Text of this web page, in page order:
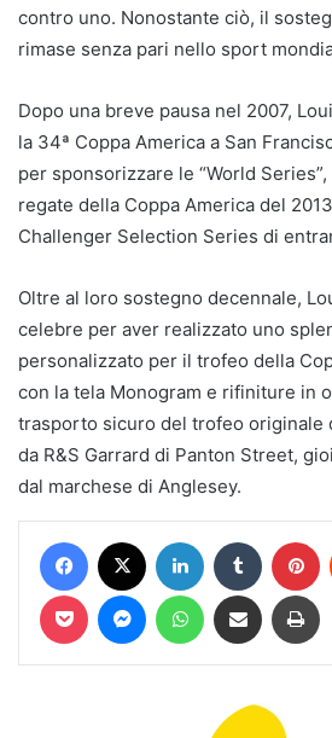
contro uno. Nonostante ciò, il
rimase senza pari nello sport
Dopo una breve pausa nel 2007,
la 34ª Coppa America a San
per sponsorizzare le “World
regate della Coppa America del
Challenger Selection Series di
Oltre al loro sostegno decennale,
celebre per aver realizzato uno
personalizzato per il trofeo della
con la tela Monogram e rifiniture in
trasporto sicuro del trofeo originale
da R&S Garrard di Panton Street,
dal marchese di Anglesey.
Facebook LinkedIn Tumblr
Pocket MessengerWhatsAppCondividi via mail